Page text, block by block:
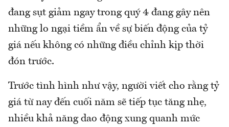
đang sụt giảm ngay trong quý 4 đang gây nên
những lo ngại tiềm ẩn về sự biến động của tỷ
giá nếu không có những điều chỉnh kịp thời
đón trước.
Trước tình hình như vậy, người viết cho rằng tỷ
giá từ nay đến cuối năm sẽ tiếp tục tăng nhẹ,
nhiều khả năng dao động xung quanh mức